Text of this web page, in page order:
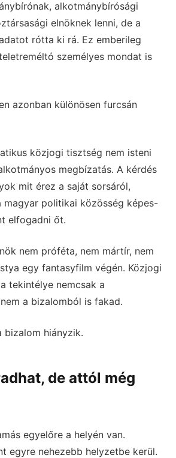
alkotmánybírósági
elnöknek lenni, de a
rótta ki rá. Ez emberileg
személyes mondat is
azonban különösen furcsán
közjogi tisztség nem isteni
megbízatás. A kérdés
mit érez a saját sorsáról,
magyar politikai közösség képes-
elfogadni őt.
nem próféta, nem mártír, nem
egy fantasyfilm végén. Közjogi
tekintélye nemcsak a
a bizalomból is fakad.
bizalom hiányzik.
de attól még
egyelőre a helyén van.
egyre nehezebb helyzetbe kerül.